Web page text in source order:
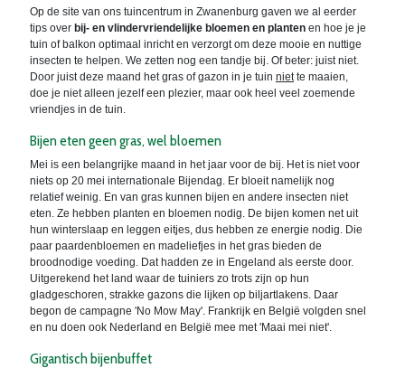
Op de site van ons tuincentrum in Zwanenburg gaven we al eerder
tips over bij- en vlindervriendelijke bloemen en planten en hoe je je
tuin of balkon optimaal inricht en verzorgt om deze mooie en nuttige
insecten te helpen. We zetten nog een tandje bij. Of beter: juist niet.
Door juist deze maand het gras of gazon in je tuin niette maaien,
doe je niet alleen jezelf een plezier, maar ook heel veel zoemende
vriendjes in de tuin.
Bijen eten geen gras, wel bloemen
Mei is een belangrijke maand in het jaar voor de bij. Het is niet voor
niets op 20 mei internationale Bijendag. Er bloeit namelijk nog
relatief weinig. En van gras kunnen bijen en andere insecten niet
eten. Ze hebben planten en bloemen nodig. De bijen komen net uit
hun winterslaap en leggen eitjes, dus hebben ze energie nodig. Die
paar paardenbloemen en madeliefjes in het gras bieden de
broodnodige voeding. Dat hadden ze in Engeland als eerste door.
Uitgerekend het land waar de tuiniers zo trots zijn op hun
gladgeschoren, strakke gazons die lijken op biljartlakens. Daar
begon de campagne 'No Mow May'. Frankrijk en België volgden snel
en nu doen ook Nederland en België mee met 'Maai mei niet'.
Gigantisch bijenbuffet